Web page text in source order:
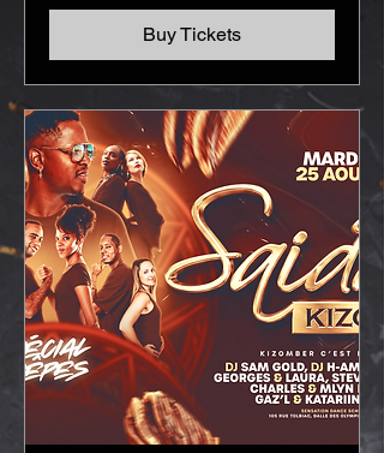
Buy Tickets